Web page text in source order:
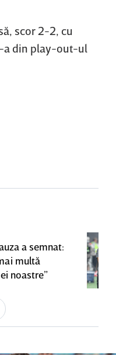
scor 2-2, cu
a din play-out-ul
a semnat:
multă
noastre”